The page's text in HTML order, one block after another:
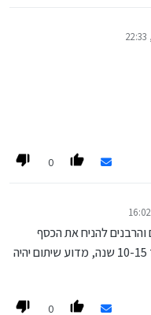
0
להניח את הכסף
בשוק ההון, ודאי כשמדובר על חתונה בעוד 10-15 שנה, מדוע שיתום יהיה
0